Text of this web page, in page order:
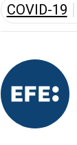
COVID-19